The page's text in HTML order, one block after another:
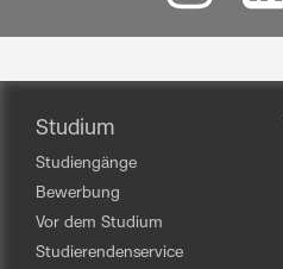
Studium
Studiengänge
Bewerbung
Vor dem Studium
Studierendenservice